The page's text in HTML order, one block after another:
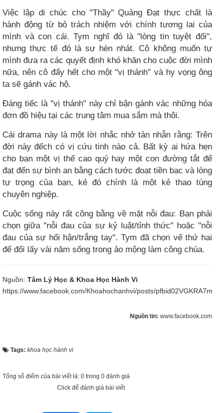
Việc lập di chúc cho "Thầy" Quảng Đạt thực chất là
hành động từ bỏ trách nhiệm với chính tương lai của
mình và con cái. Tym nghĩ đó là "lòng tin tuyệt đối",
nhưng thực tế đó là sự hèn nhát. Cô không muốn tự
mình đưa ra các quyết định khó khăn cho cuộc đời mình
nữa, nên cô đẩy hết cho một "vị thánh" và hy vọng ông
ta sẽ gánh vác hộ.
Đáng tiếc là "vị thánh" này chỉ bận gánh vác những hóa
đơn đồ hiệu tại các trung tâm mua sắm mà thôi.
Cái drama này là một lời nhắc nhở tàn nhẫn rằng: Trên
đời này đếch có vị cứu tinh nào cả. Bất kỳ ai hứa hẹn
cho bạn một vị thế cao quý hay một con đường tắt để
đạt đến sự bình an bằng cách tước đoạt tiền bạc và lòng
tự trọng của bạn, kẻ đó chính là một kẻ thao túng
chuyên nghiệp.
Cuộc sống này rất công bằng về mặt nỗi đau: Bạn phải
chọn giữa "nỗi đau của sự kỷ luật/tỉnh thức" hoặc "nỗi
đau của sự hối hận/trắng tay". Tym đã chọn vế thứ hai
để đổi lấy vài năm sống trong ảo mộng làm công chúa.
Nguồn: Tâm Lý Học & Khoa Học Hành Vi
https://www.facebook.com/Khoahochanhvi/posts/
Nguồn tin: www.facebook.com
Tags: khoa học hành vi
Tổng số điểm của bài viết là: 0 trong 0 đánh giá
Click để đánh giá bài viết